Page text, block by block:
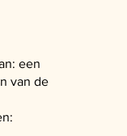
een
van de